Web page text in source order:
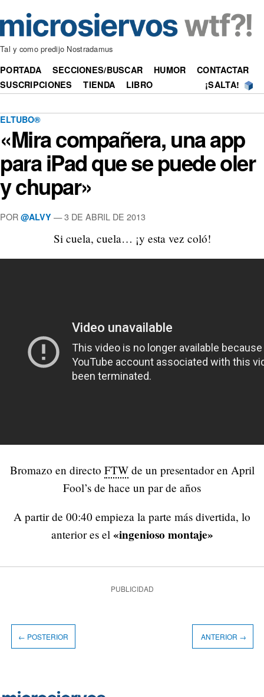
Tal y como predijo Nostradamus
PORTADA SECCIONES/BUSCAR HUMOR
CONTACTAR
SUSCRIPCIONES
TIENDA LIBRO ¡SALTA!
ELTUBO®
«Mira compañera, una app
para iPad que se puede oler
y chupar»
POR @ALVY —3 DE ABRIL DE 2013
Si cuela, cuela… ¡y esta vez coló!
Bromazo en directo FTWde un presentador en April
Fool’s de hace un par de años
A partir de 00:40 empieza la parte más divertida, lo
anterior es el «ingenioso montaje»
PUBLICIDAD
← POSTERIOR ANTERIOR →